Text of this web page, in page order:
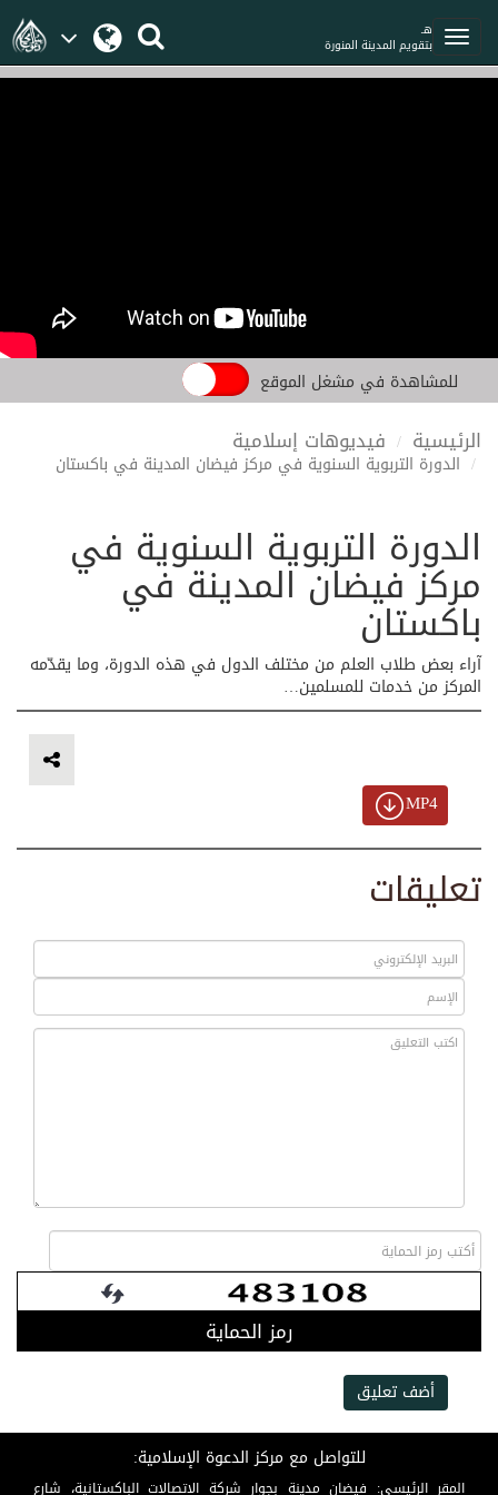
هـ
بتقويم المدينة المنورة
للمشاهدة في مشغل الموقع
الرئيسية فيديوهات إسلامية
الدورة التربوية السنوية في مركز فيضان المدينة في باكستان
الدورة التربوية السنوية في
مركز فيضان المدينة في
باكستان
آراء بعض طلاب العلم من مختلف الدول في هذه الدورة، وما يقدّمه
المركز من خدمات للمسلمين…
MP4
تعليقات
رمز الحماية
أضف تعليق
للتواصل مع مركز الدعوة الإسلامية:
المقر الرئيسي: فيضان مدينة بجوار شركة الاتصالات الباكستانية، شارع